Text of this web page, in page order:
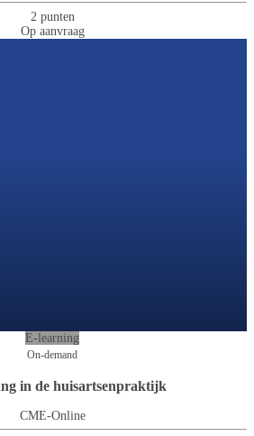
2 punten
Op aanvraag
E-learning
On-demand
in de huisartsenpraktijk
CME-Online